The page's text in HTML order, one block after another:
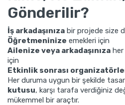
Gönderilir?
İş arkadaşınıza bir projede size
Öğretmeninize emekleri için
Ailenize veya arkadaşınıza her
için
Etkinlik sonrası
Her duruma uygun bir şekilde
kutusu, karşı tarafa verdiğiniz
mükemmel bir araçtır.